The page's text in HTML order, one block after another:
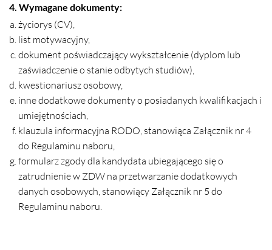
4. Wymagane dokumenty:
życiorys (CV),
list motywacyjny,
dokument poświadczający wykształcenie (dyplom lub
zaświadczenie o stanie odbytych studiów),
kwestionariusz osobowy,
inne dodatkowe dokumenty o posiadanych kwalifikacjach i
umiejętnościach,
klauzula informacyjna RODO, stanowiąca Załącznik nr 4
do Regulaminu naboru,
formularz zgody dla kandydata ubiegającego się o
zatrudnienie w ZDW na przetwarzanie dodatkowych
danych osobowych, stanowiący Załącznik nr 5 do
Regulaminu naboru.